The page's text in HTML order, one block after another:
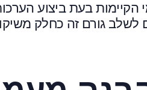
בעת ביצוע
לשלב גורם זה כחלק